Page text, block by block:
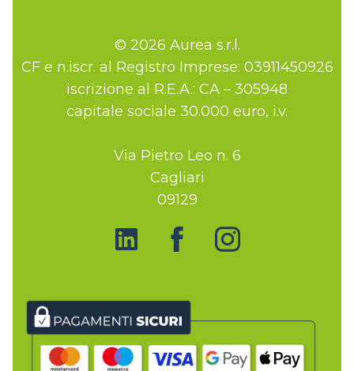
© 2026 Aurea s.r.l.
CF e n.iscr. al Registro Imprese: 03911450926
iscrizione al R.E.A.: CA – 305948
capitale sociale 30.000 euro, i.v.
Via Pietro Leo n. 6
Cagliari
09129